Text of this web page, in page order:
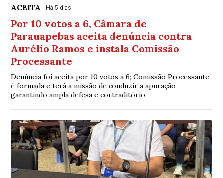
ACEITA Há 5 dias
Por 10 votos a 6, Câmara de
Parauapebas aceita denúncia contra
Aurélio Ramos e instala Comissão
Processante
Denúncia foi aceita por 10 votos a 6; Comissão Processante
é formada e terá a missão de conduzir a apuração
garantindo ampla defesa e contraditório.